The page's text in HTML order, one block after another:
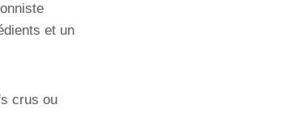
et un
crus ou